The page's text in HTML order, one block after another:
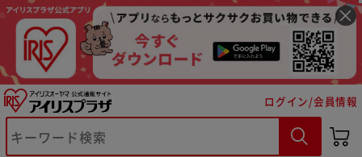
ログイン/会員情報
※ご確認ください